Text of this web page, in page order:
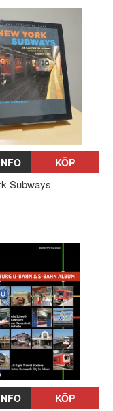
KÖP
Subways
KÖP